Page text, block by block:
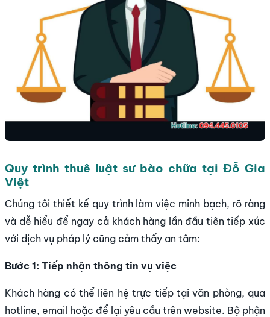
Quy trình thuê luật sư bào chữa tại Đỗ Gia
Việt
Chúng tôi thiết kế quy trình làm việc minh bạch, rõ ràng
và dễ hiểu để ngay cả khách hàng lần đầu tiên tiếp xúc
với dịch vụ pháp lý cũng cảm thấy an tâm:
Bước 1: Tiếp nhận thông tin vụ việc
Khách hàng có thể liên hệ trực tiếp tại văn phòng, qua
hotline, email hoặc để lại yêu cầu trên website. Bộ phận